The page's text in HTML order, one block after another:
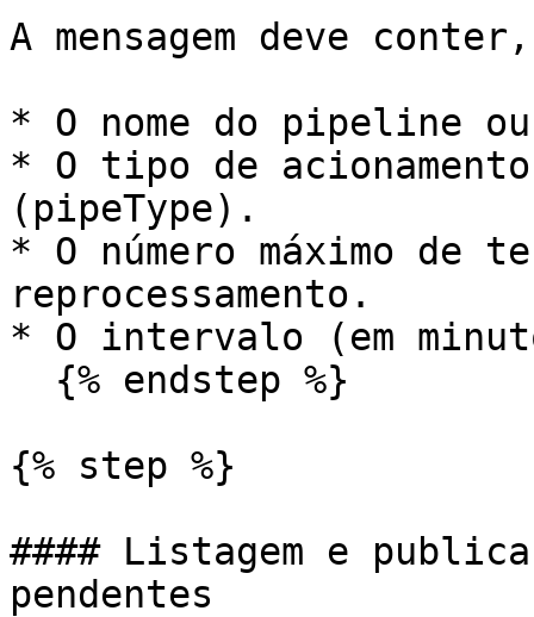
A mensagem deve
* O nome do pipeline
* O tipo de
(pipeType).
* O número máximo de
reprocessamento.
* O intervalo (em
{% step %}
#### Listagem e
pendentes